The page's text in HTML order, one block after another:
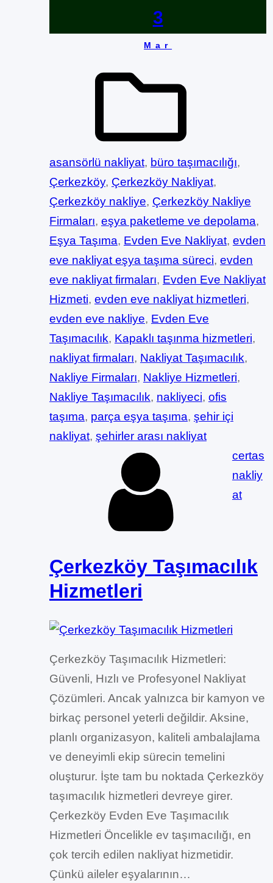
3
Mar
asansörlü nakliyat, büro taşımacılığı
Çerkezköy, Çerkezköy Nakliyat
Çerkezköy nakliye, Çerkezköy Nakliye
Firmaları, eşya paketleme ve depolama
Eşya Taşıma, Evden Eve Nakliyat, evden
eve nakliyat eşya taşıma süreci, evden
eve nakliyat firmaları, Evden Eve Nakliyat
Hizmeti, evden eve nakliyat hizmetleri
evden eve nakliye, Evden Eve
Taşımacılık, Kapaklı taşınma hizmetleri
nakliyat firmaları, Nakliyat Taşımacılık
Nakliye Firmaları, Nakliye Hizmetleri
Nakliye Taşımacılık, nakliyeci, ofis
taşıma, parça eşya taşıma, şehir içi
nakliyat, şehirler arası nakliyat
certas
nakliy
at
Çerkezköy Taşımacılık
Hizmetleri
Çerkezköy Taşımacılık Hizmetleri:
Güvenli, Hızlı ve Profesyonel Nakliyat
Çözümleri. Ancak yalnızca bir kamyon ve
birkaç personel yeterli değildir. Aksine,
planlı organizasyon, kaliteli ambalajlama
ve deneyimli ekip sürecin temelini
oluşturur. İşte tam bu noktada Çerkezköy
taşımacılık hizmetleri devreye girer.
Çerkezköy Evden Eve Taşımacılık
Hizmetleri Öncelikle ev taşımacılığı, en
çok tercih edilen nakliyat hizmetidir.
Çünkü aileler eşyalarının…